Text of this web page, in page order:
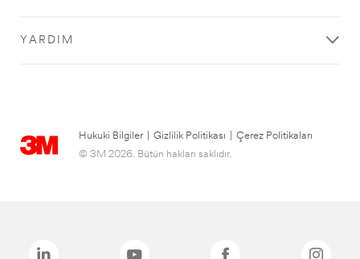
YARDIM
Hukuki Bilgiler Gizlilik Politikası
Çerez Politikaları
© 3M 2026. Bütün hakları saklıdır.